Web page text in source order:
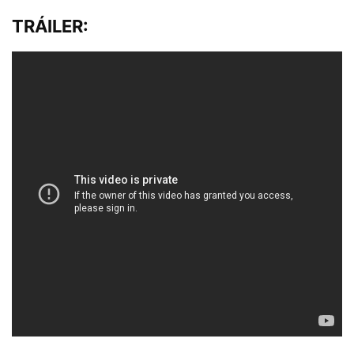
TRÁILER: